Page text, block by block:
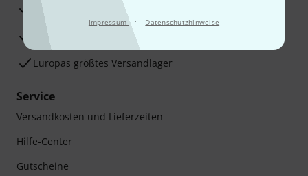
Impressum · Datenschutzhinweise
Beratung durch Fachexperten
Zufriedenheitsgarantie
Europas größtes Versandlager
Service
Versandkosten und Lieferzeiten
Hilfe-Center
Gutscheine